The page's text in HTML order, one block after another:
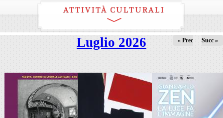
ATTIVITÀ CULTURALI
Luglio 2026 « Prec Succ »